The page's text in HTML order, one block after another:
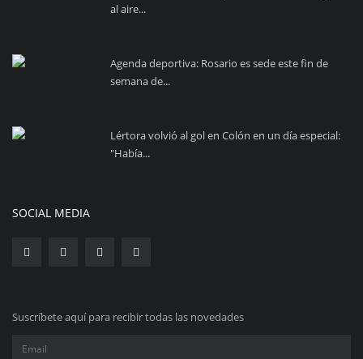
al aire...
Agenda deportiva: Rosario es sede este fin de
semana de...
Lértora volvió al gol en Colón en un día especial:
"Había...
SOCIAL MEDIA
Suscríbete aquí para recibir todas las novedades